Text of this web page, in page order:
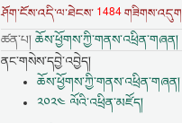
ཤོག་ངོས་འདི་ལ་ཐེངས་ 1484གཟིགས་འདུག
ཚན་པ། ཆོས་ཕྱོགས་ཀྱི་གནས་འཕྲིན་གཞན།
ནང་གསེས་དབྱེ་འབྱེད།
ཆོས་ཕྱོགས་ཀྱི་གནས་འཕྲིན་གཞན།
༢༠༢༤ ལོའི་འཕྲིན་མཛོད།